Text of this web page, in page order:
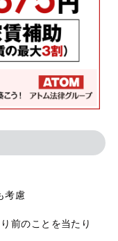
考慮
前のことを当たり